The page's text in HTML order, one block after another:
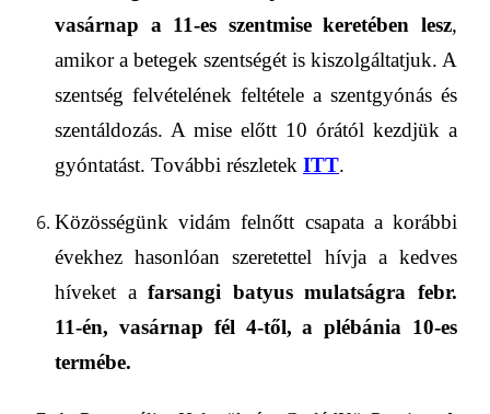
vasárnap a 11-es szentmise keretében lesz,
amikor a betegek szentségét is kiszolgáltatjuk. A
szentség felvételének feltétele a szentgyónás és
szentáldozás. A mise előtt 10 órától kezdjük a
gyóntatást. További részletek ITT.
Közösségünk vidám felnőtt csapata a korábbi
évekhez hasonlóan szeretettel hívja a kedves
híveket afarsangi batyus mulatságra febr.
11-én, vasárnap fél 4-től, a plébánia 10-es
termébe.